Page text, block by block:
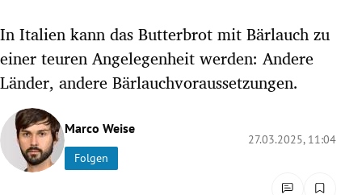
Untermenü
Untermenü
Untermenü
In Italien kann das Butterbrot mit Bärlauch zu
einer teuren Angelegenheit werden: Andere
Länder, andere Bärlauchvoraussetzungen.
Marco Weise
Folgen
27.03.2025, 11:04